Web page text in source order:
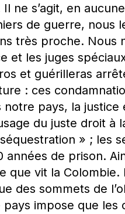
ne s’agit, en
de guerre, nous
très proche. Nous
et les juges
et guérilleras
: ces
pays, la
du juste droit à
» ; les
de prison.
que vit la
des sommets de
impose que les